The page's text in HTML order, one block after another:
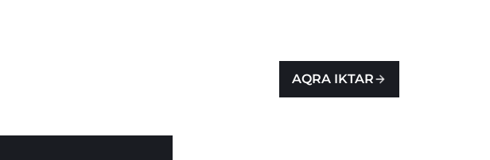
AQRA IKTAR